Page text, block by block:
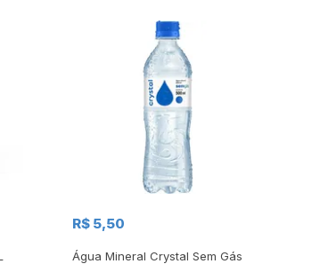
R$ 5,50
Água Mineral Crystal Sem Gás